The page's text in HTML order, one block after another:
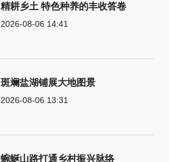
精耕乡土 特色种养的丰收答卷
2026-08-06 14:41
斑斓盐湖铺展大地图景
2026-08-06 13:31
蜿蜒山路打通乡村振兴脉络